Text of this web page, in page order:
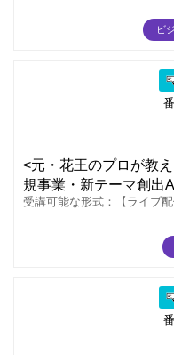
ビ
<元・花王のプロが教
規事業・新テーマ創出
受講可能な形式：【ライブ